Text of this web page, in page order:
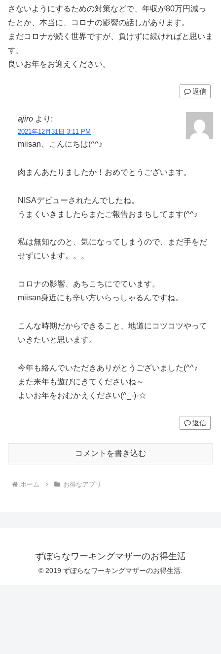
さないようにするための対策などで、年収が80万円減っ
たとか、本当に、コロナの影響の話しがあります。
まだコロナが続く世界ですが、負けずに続ければと思いま
す。
良いお年をお迎えください。
返信
ajiro より:
2021年12月31日 3:11 PM
miisan、こんにちは(^^♪
肉まんあたりましたか！おめでとうございます。
NISAデビューされたんでしたね。
うまくいきましたらまたご報告おまちしてます(^^♪
私は無知なのと、気になってしまうので、まだ手をだ
せずにいます。。。
コロナの影響、あちこちにでています。
miisan身近にも辛い方いらっしゃるんですね。
こんな時期だからできること、地道にコツコツやって
いきたいと思います。
今年も絡んでいただきありがとうございました(^^♪
また来年も遊びにきてくださいね～
よいお年をおむかえください(^_-)-☆
返信
コメントを書き込む
ホーム お得なアプリ
ずぼらなワーキングマザーのお得生活
© 2019 ずぼらなワーキングマザーのお得生活.